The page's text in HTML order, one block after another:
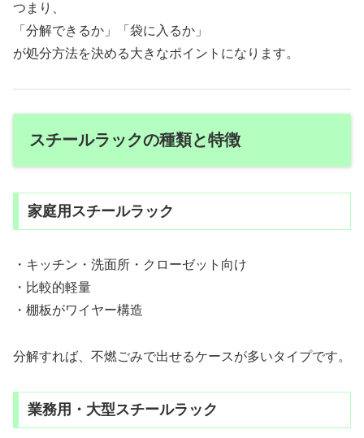
つまり、
「分解できるか」「袋に入るか」
が処分方法を決める大きなポイントになります。
スチールラックの種類と特徴
家庭用スチールラック
・キッチン・洗面所・クローゼット向け
・比較的軽量
・棚板がワイヤー構造
分解すれば、不燃ごみで出せるケースが多いタイプです。
業務用・大型スチールラック